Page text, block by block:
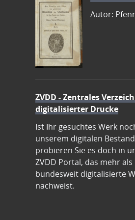
Autor:
ZVDD - Zentrales
digitalisierter Drucke
Ist Ihr gesuchtes Werk
unserem digitalen
probieren Sie es doch in
ZVDD Portal, das mehr als
bundesweit digitalisierte
nachweist.